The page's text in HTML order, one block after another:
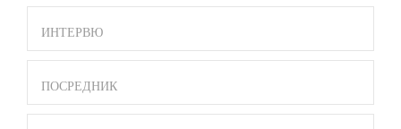
ИНТЕРВЮ
ПОСРЕДНИК